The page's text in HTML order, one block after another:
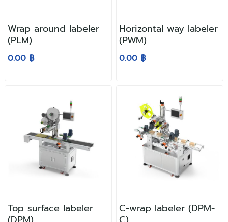
Wrap around labeler
(PLM)
0.00 ฿
Horizontal way labeler
(PWM)
0.00 ฿
Top surface labeler
C-wrap labeler (DPM-